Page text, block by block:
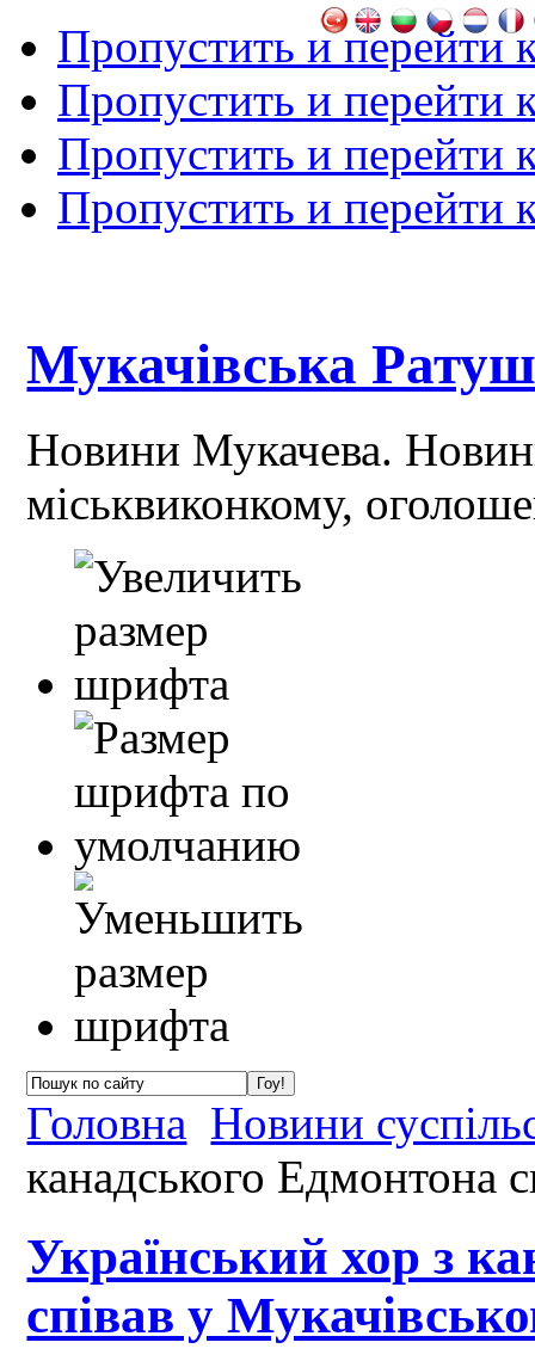
Пропустить и перейти
Пропустить и перейти
Пропустить и перейти
Пропустить и перейти
Мукачівська
Новини Мукачева.
міськвиконкому,
Головна Новини
канадського Едмонтона
Український хор з
співав у